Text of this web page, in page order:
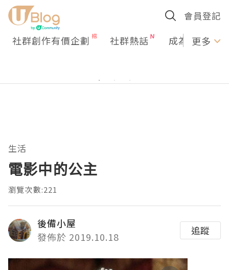
會員登記
社群創作有價企劃 社群熱話 成為U更多
生活
電影中的公主
瀏覽次數:221
後備小屋
發佈於 2019.10.18
追蹤